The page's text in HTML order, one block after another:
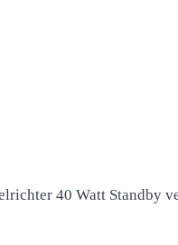
40 Watt Standby